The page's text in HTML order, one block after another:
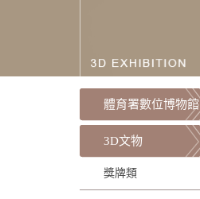
體育署數位博物館
3D文物
獎牌類